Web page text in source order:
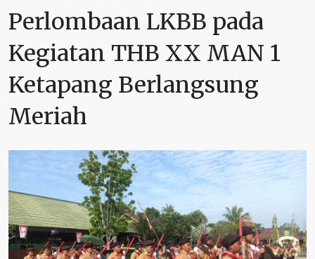
Perlombaan LKBB pada
Kegiatan THB XX MAN 1
Ketapang Berlangsung
Meriah